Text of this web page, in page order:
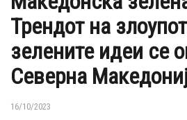
Трендот на
зелените идеи се
Северна
16/10/2023